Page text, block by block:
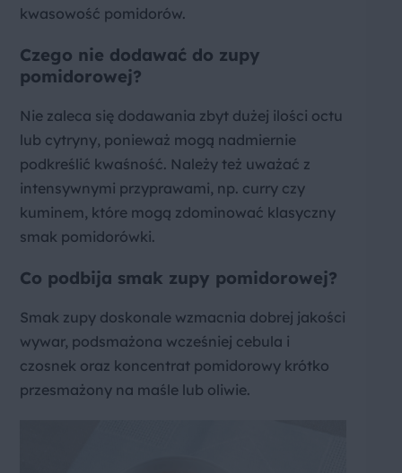
kwasowość pomidorów.
Czego nie dodawać do zupy
pomidorowej?
Nie zaleca się dodawania zbyt dużej ilości octu
lub cytryny, ponieważ mogą nadmiernie
podkreślić kwaśność. Należy też uważać z
intensywnymi przyprawami, np. curry czy
kuminem, które mogą zdominować klasyczny
smak pomidorówki.
Co podbija smak zupy pomidorowej?
Smak zupy doskonale wzmacnia dobrej jakości
wywar, podsmażona wcześniej cebula i
czosnek oraz koncentrat pomidorowy krótko
przesmażony na maśle lub oliwie.